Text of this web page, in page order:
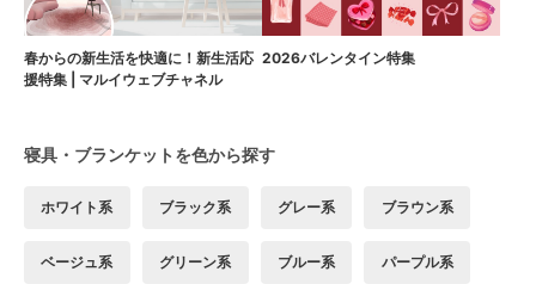
春からの新生活を快適に！新生活応
援特集 | マルイウェブチャネル
2026バレンタイン特集
寝具・ブランケットを色から探す
ホワイト系 ブラック系 グレー系 ブラウン系
ベージュ系 グリーン系 ブルー系 パープル系